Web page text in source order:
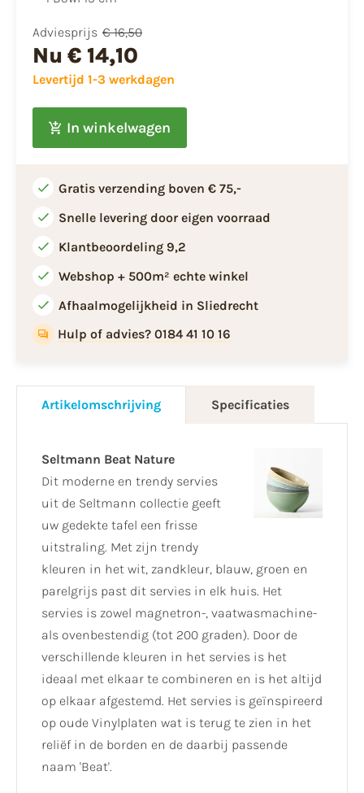
Adviesprijs € 16,50
Nu € 14,10
Levertijd 1-3 werkdagen
In winkelwagen
Gratis verzending boven € 75,-
Snelle levering door eigen voorraad
Klantbeoordeling 9,2
Webshop + 500m² echte winkel
Afhaalmogelijkheid in Sliedrecht
Hulp of advies? 0184 41 10 16
Artikelomschrijving Specificaties
Seltmann Beat Nature
Dit moderne en trendy servies
uit de Seltmann collectie geeft
uw gedekte tafel een frisse
uitstraling. Met zijn trendy
kleuren in het wit, zandkleur, blauw, groen en
parelgrijs past dit servies in elk huis. Het
servies is zowel magnetron-, vaatwasmachine-
als ovenbestendig (tot 200 graden). Door de
verschillende kleuren in het servies is het
ideaal met elkaar te combineren en is het altijd
op elkaar afgestemd. Het servies is geïnspireerd
op oude Vinylplaten wat is terug te zien in het
reliëf in de borden en de daarbij passende
naam 'Beat'.